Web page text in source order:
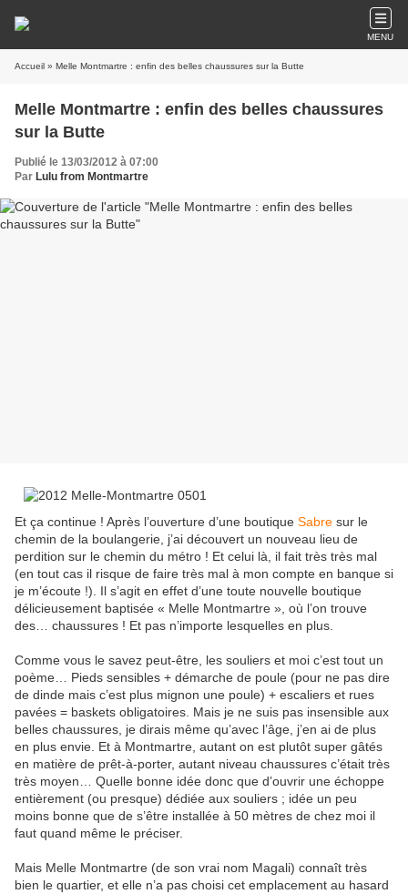
MENU
Accueil » Melle Montmartre : enfin des belles chaussures sur la Butte
Melle Montmartre : enfin des belles chaussures
sur la Butte
Publié le 13/03/2012 à 07:00
Par Lulu from Montmartre
Et ça continue ! Après l’ouverture d’une boutique Sabre sur le
chemin de la boulangerie, j’ai découvert un nouveau lieu de
perdition sur le chemin du métro ! Et celui là, il fait très très mal
(en tout cas il risque de faire très mal à mon compte en banque si
je m’écoute !). Il s’agit en effet d’une toute nouvelle boutique
délicieusement baptisée « Melle Montmartre », où l’on trouve
des… chaussures ! Et pas n’importe lesquelles en plus.
Comme vous le savez peut-être, les souliers et moi c’est tout un
poème… Pieds sensibles + démarche de poule (pour ne pas dire
de dinde mais c’est plus mignon une poule) + escaliers et rues
pavées = baskets obligatoires. Mais je ne suis pas insensible aux
belles chaussures, je dirais même qu’avec l’âge, j’en ai de plus
en plus envie. Et à Montmartre, autant on est plutôt super gâtés
en matière de prêt-à-porter, autant niveau chaussures c’était très
très moyen… Quelle bonne idée donc que d’ouvrir une échoppe
entièrement (ou presque) dédiée aux souliers ; idée un peu
moins bonne que de s’être installée à 50 mètres de chez moi il
faut quand même le préciser.
Mais Melle Montmartre (de son vrai nom Magali) connaît très
bien le quartier, et elle n’a pas choisi cet emplacement au hasard